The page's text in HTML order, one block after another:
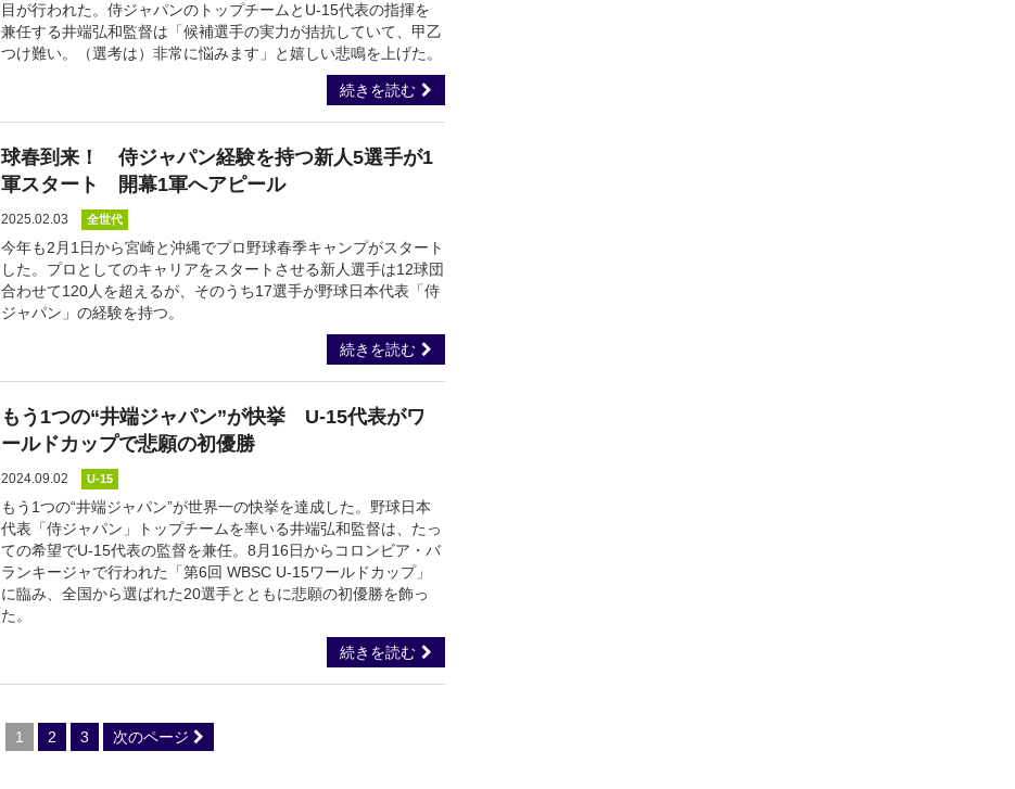
目が行われた。侍ジャパンのトップチームとU-15代表の指揮を
兼任する井端弘和監督は「候補選手の実力が拮抗していて、甲乙
つけ難い。（選考は）非常に悩みます」と嬉しい悲鳴を上げた。
続きを読む
球春到来！ 侍ジャパン経験を持つ新人5選手が1
軍スタート 開幕1軍へアピール
2025.02.03 全世代
今年も2月1日から宮崎と沖縄でプロ野球春季キャンプがスタート
した。プロとしてのキャリアをスタートさせる新人選手は12球団
合わせて120人を超えるが、そのうち17選手が野球日本代表「侍
ジャパン」の経験を持つ。
続きを読む
もう1つの“井端ジャパン”が快挙 U-15代表がワ
ールドカップで悲願の初優勝
2024.09.02 U-15
もう1つの“井端ジャパン”が世界一の快挙を達成した。野球日本
代表「侍ジャパン」トップチームを率いる井端弘和監督は、たっ
ての希望でU-15代表の監督を兼任。8月16日からコロンビア・バ
ランキージャで行われた「第6回 WBSC U-15ワールドカップ」
に臨み、全国から選ばれた20選手とともに悲願の初優勝を飾っ
た。
続きを読む
1 2 3 次のページ